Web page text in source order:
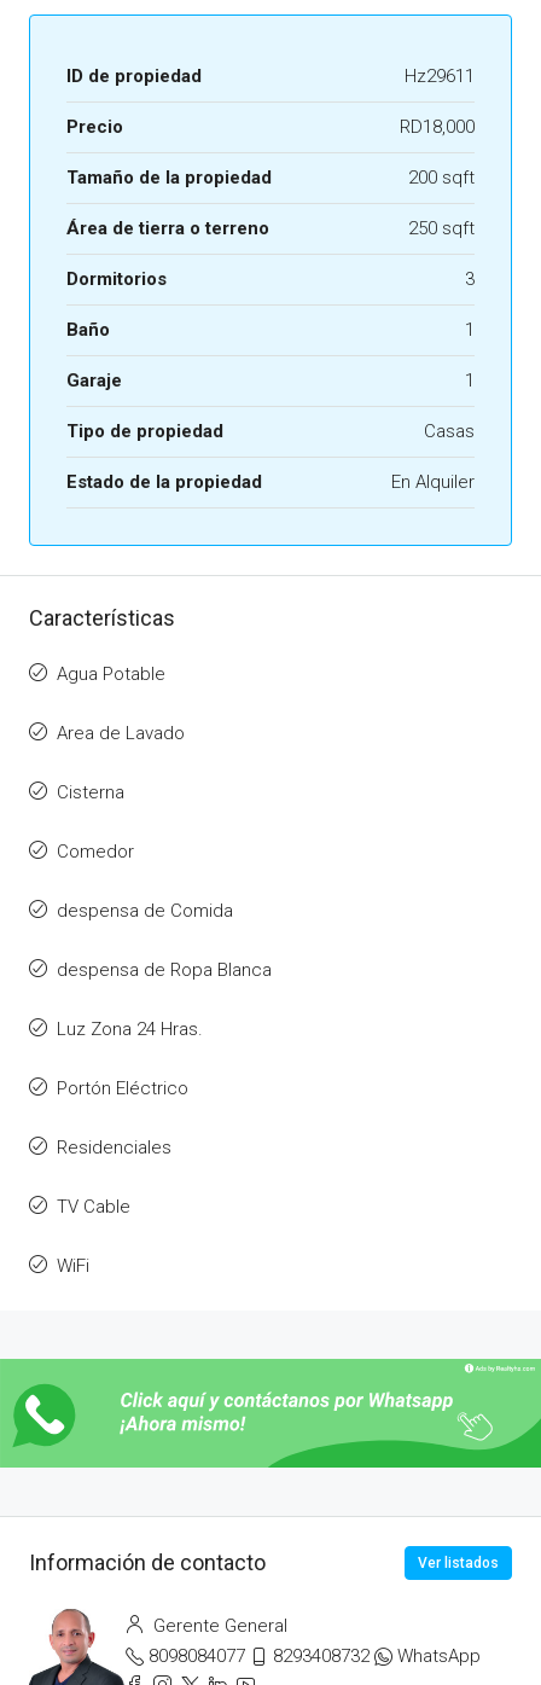
ID de propiedad Hz29611
Precio RD18,000
Tamaño de la propiedad 200 sqft
Área de tierra o terreno 250 sqft
Dormitorios 3
Baño 1
Garaje 1
Tipo de propiedad Casas
Estado de la propiedad En Alquiler
Características
Agua Potable
Area de Lavado
Cisterna
Comedor
despensa de Comida
despensa de Ropa Blanca
Luz Zona 24 Hras.
Portón Eléctrico
Residenciales
TV Cable
WiFi
Información de contacto Ver listados
Gerente General
8098084077
8293408732 WhatsApp